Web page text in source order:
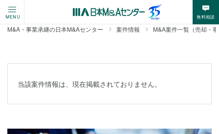
MENU 無料相談
M&A・事業承継の日本M&Aセンター 案件情報 M&A案件一覧（売却・
当該案件情報は、現在掲載されておりません。